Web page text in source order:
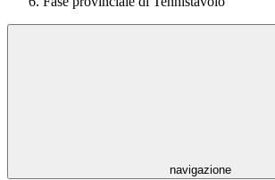
navigazione